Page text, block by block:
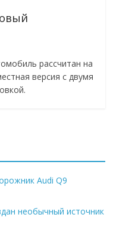
рассчитан на
версия с двумя
Audi Q9
необычный источник